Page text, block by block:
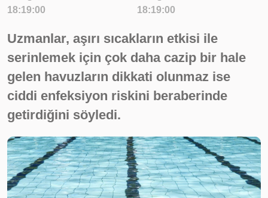
18:19:00
18:19:00
Uzmanlar, aşırı sıcakların etkisi ile
serinlemek için çok daha cazip bir hale
gelen havuzların dikkati olunmaz ise
ciddi enfeksiyon riskini beraberinde
getirdiğini söyledi.